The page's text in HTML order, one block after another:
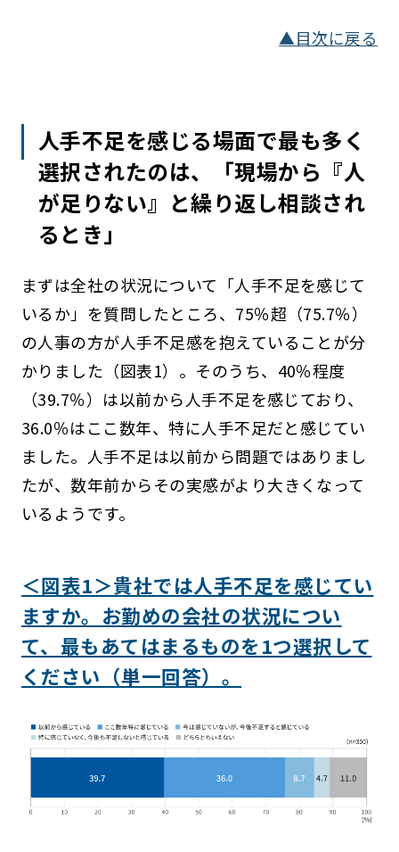
▲目次に戻る
人手不足を感じる場面で最も多く
選択されたのは、「現場から『人
が足りない』と繰り返し相談され
るとき」
まずは全社の状況について「人手不足を感じて
いるか」を質問したところ、75％超（75.7％）
の人事の方が人手不足感を抱えていることが分
かりました（図表1）。そのうち、40％程度
（39.7％）は以前から人手不足を感じており、
36.0％はここ数年、特に人手不足だと感じてい
ました。人手不足は以前から問題ではありまし
たが、数年前からその実感がより大きくなって
いるようです。
＜図表1＞貴社では人手不足を感じてい
ますか。お勤めの会社の状況につい
て、最もあてはまるものを1つ選択して
ください（単一回答）。